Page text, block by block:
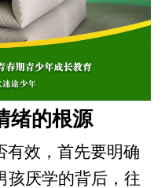
绪的根源
有效，首先要明确
孩厌学的背后，往